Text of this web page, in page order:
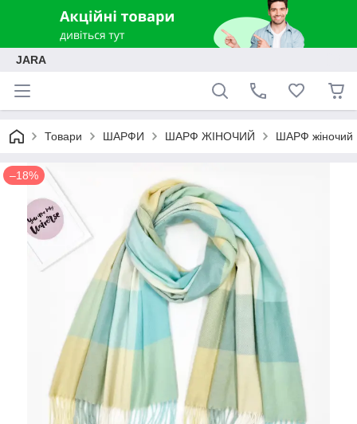
JARA
Товари ШАРФИ ШАРФ ЖІНОЧИЙ ШАРФ жіночий
–18%